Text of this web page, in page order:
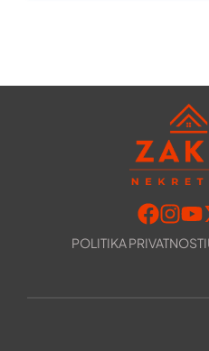
POLITIKA PRIVATNOSTI